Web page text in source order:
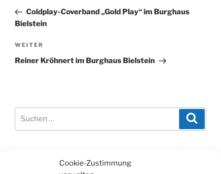
Cookie-Zustimmung
Beitrag
Coldplay-Coverband „Gold Play“ im Burghaus
Bielstein
Nächster
Beitrag
WEITER
Reiner Kröhnert im Burghaus Bielstein